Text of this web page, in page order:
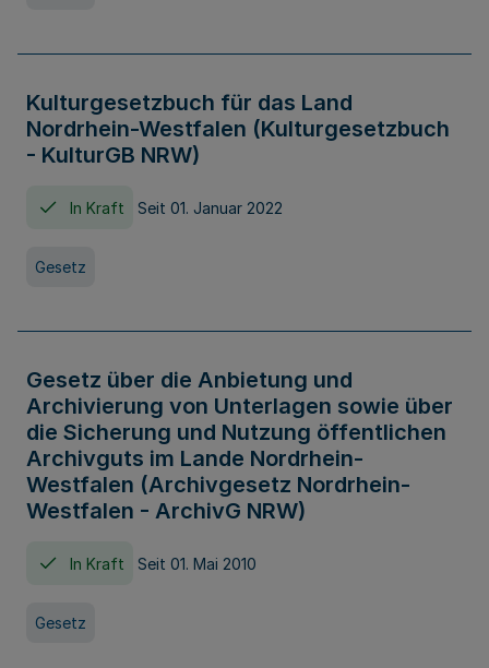
Kulturgesetzbuch für das Land
Nordrhein-Westfalen (Kulturgesetzbuch
- KulturGB NRW)
In Kraft Seit 01. Januar 2022
Gesetz
Gesetz über die Anbietung und
Archivierung von Unterlagen sowie über
die Sicherung und Nutzung öffentlichen
Archivguts im Lande Nordrhein-
Westfalen (Archivgesetz Nordrhein-
Westfalen - ArchivG NRW)
In Kraft Seit 01. Mai 2010
Gesetz